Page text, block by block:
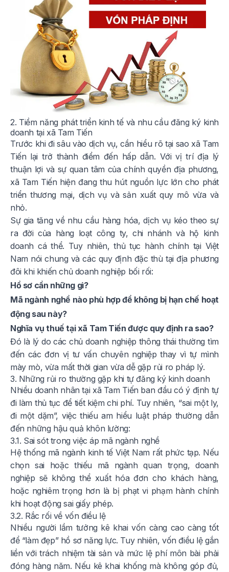
2. Tiềm năng phát triển kinh tế và nhu cầu đăng ký kinh
doanh tại xã Tam Tiến
Trước khi đi sâu vào dịch vụ, cần hiểu rõ tại sao xã Tam
Tiến lại trở thành điểm đến hấp dẫn. Với vị trí địa lý
thuận lợi và sự quan tâm của chính quyền địa phương,
xã Tam Tiến hiện đang thu hút nguồn lực lớn cho phát
triển thương mại, dịch vụ và sản xuất quy mô vừa và
nhỏ.
Sự gia tăng về nhu cầu hàng hóa, dịch vụ kéo theo sự
ra đời của hàng loạt công ty, chi nhánh và hộ kinh
doanh cá thể. Tuy nhiên, thủ tục hành chính tại Việt
Nam nói chung và các quy định đặc thù tại địa phương
đôi khi khiến chủ doanh nghiệp bối rối:
Hồ sơ cần những gì?
Mã ngành nghề nào phù hợp để không bị hạn chế hoạt
động sau này?
Nghĩa vụ thuế tại xã Tam Tiến được quy định ra sao?
Đó là lý do các chủ doanh nghiệp thông thái thường tìm
đến các đơn vị tư vấn chuyên nghiệp thay vì tự mình
mày mò, vừa mất thời gian vừa dễ gặp rủi ro pháp lý.
3. Những rủi ro thường gặp khi tự đăng ký kinh doanh
Nhiều doanh nhân tại xã Tam Tiến ban đầu có ý định tự
đi làm thủ tục để tiết kiệm chi phí. Tuy nhiên, “sai một ly,
đi một dặm”, việc thiếu am hiểu luật pháp thường dẫn
đến những hậu quả khôn lường:
3.1. Sai sót trong việc áp mã ngành nghề
Hệ thống mã ngành kinh tế Việt Nam rất phức tạp. Nếu
chọn sai hoặc thiếu mã ngành quan trọng, doanh
nghiệp sẽ không thể xuất hóa đơn cho khách hàng,
hoặc nghiêm trọng hơn là bị phạt vi phạm hành chính
khi hoạt động sai giấy phép.
3.2. Rắc rối về vốn điều lệ
Nhiều người lầm tưởng kê khai vốn càng cao càng tốt
để “làm đẹp” hồ sơ năng lực. Tuy nhiên, vốn điều lệ gắn
liền với trách nhiệm tài sản và mức lệ phí môn bài phải
đóng hàng năm. Nếu kê khai khống mà không góp đủ,